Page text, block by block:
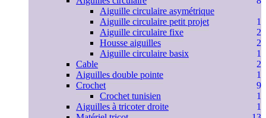
Aiguille circulaire asymétrique
Aiguille circulaire petit projet
1
Aiguille circulaire fixe
2
Housse aiguilles
2
Aiguille circulaire basix
1
Cable
2
Aiguilles double pointe
1
Crochet
9
Crochet tunisien
1
Aiguilles à tricoter droite
1